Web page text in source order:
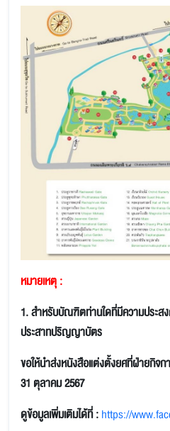
หมายเหตุ :
1.สำหรับบัณฑิตท่านใดที่มีความประส
ประสาทปริญญาบัตร
ขอให้นำส่งหนังสือแต่งตั้งยศที่ฝ่ายกิจ
31 ตุลาคม 2567
ดูข้อมูลเพิ่มเติมได้ที่ :https://